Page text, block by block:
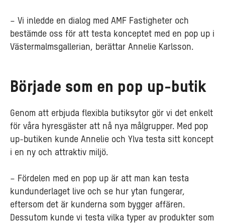
– Vi inledde en dialog med AMF Fastigheter och
bestämde oss för att testa konceptet med en pop up i
Västermalmsgallerian, berättar Annelie Karlsson.
Började som en pop up-butik
Genom att erbjuda flexibla butiksytor gör vi det enkelt
för våra hyresgäster att nå nya målgrupper. Med pop
up-butiken kunde Annelie och Ylva testa sitt koncept
i en ny och attraktiv miljö.
– Fördelen med en pop up är att man kan testa
kundunderlaget live och se hur ytan fungerar,
eftersom det är kunderna som bygger affären.
Dessutom kunde vi testa vilka typer av produkter som